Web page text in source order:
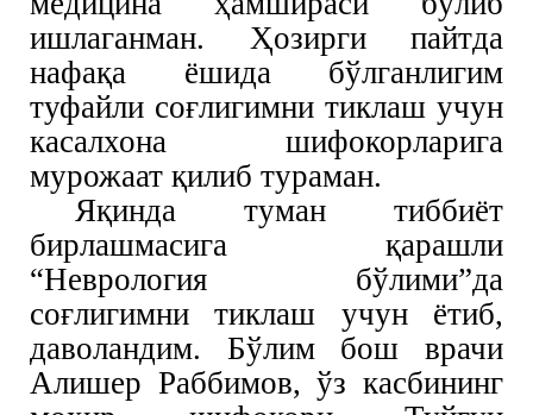
ишлаганман. Ҳозирги пайтда
нафақа ёшида бўлганлигим
туфайли соғлигимни тиклаш учун
касалхона шифокорларига
мурожаат қилиб тураман.
Яқинда туман тиббиёт
бирлашмасига қарашли
“Неврология бўлими”да
соғлигимни тиклаш учун ётиб,
даволандим. Бўлим бош врачи
Алишер Раббимов, ўз касбининг